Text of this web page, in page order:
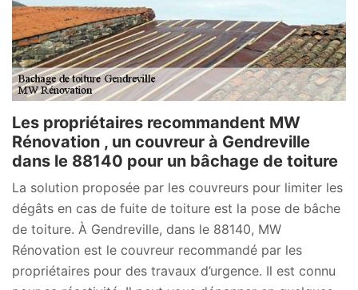
Les propriétaires recommandent MW
Rénovation , un couvreur à Gendreville
dans le 88140 pour un bâchage de toiture
La solution proposée par les couvreurs pour limiter les
dégâts en cas de fuite de toiture est la pose de bâche
de toiture. À Gendreville, dans le 88140, MW
Rénovation est le couvreur recommandé par les
propriétaires pour des travaux d’urgence. Il est connu